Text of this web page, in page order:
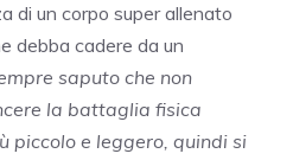
di un corpo super allenato
debba cadere da un
saputo che non
la battaglia fisica
piccolo e leggero, quindi si